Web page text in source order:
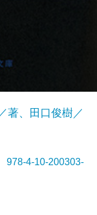
著、田口俊樹／
978-4-10-200303-